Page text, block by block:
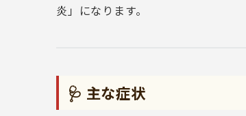
炎」になります。
🩺 主な症状